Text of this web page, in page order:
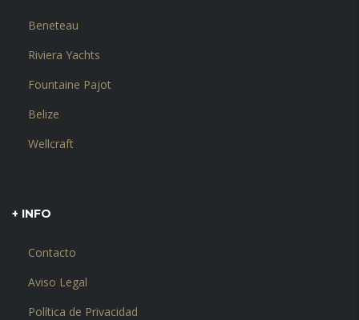
Beneteau
Riviera Yachts
Fountaine Pajot
Belize
Wellcraft
+ INFO
Contacto
Aviso Legal
Política de Privacidad